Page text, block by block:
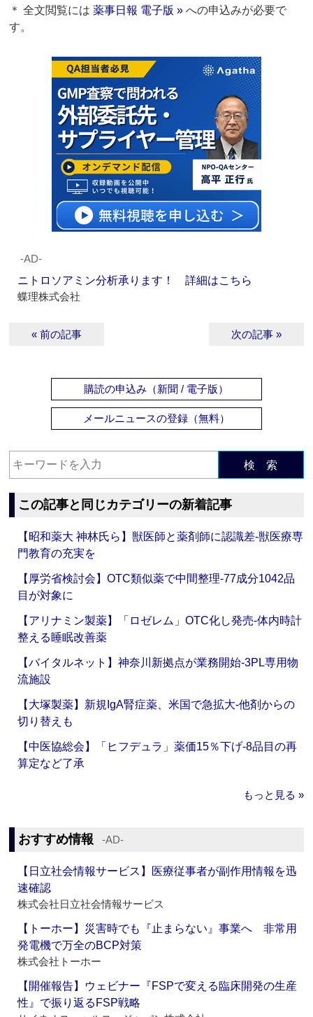
＊ 全文閲覧には薬事日報 電子版 » への申込みが必要で
す。
‐AD‐
ニトロソアミン分析承ります！ 詳細はこちら
蝶理株式会社
« 前の記事 次の記事 »
購読の申込み（新聞 / 電子版）
メールニュースの登録（無料）
検 索
この記事と同じカテゴリーの新着記事
【昭和薬大 神林氏ら】獣医師と薬剤師に認識差‐獣医療専
門教育の充実を
【厚労省検討会】OTC類似薬で中間整理‐77成分1042品
目が対象に
【アリナミン製薬】「ロゼレム」OTC化し発売‐体内時計
整える睡眠改善薬
【バイタルネット】神奈川新拠点が業務開始‐3PL専用物
流施設
【大塚製薬】新規IgA腎症薬、米国で急拡大‐他剤からの
切り替えも
【中医協総会】「ヒフデュラ」薬価15％下げ‐8品目の再
算定など了承
もっと見る »
おすすめ情報 ‐AD‐
【日立社会情報サービス】医療従事者が副作用情報を迅
速確認
株式会社日立社会情報サービス
【トーホー】災害時でも『止まらない』事業へ 非常用
発電機で万全のBCP対策
株式会社トーホー
【開催報告】ウェビナー『FSPで変える臨床開発の生産
性』で振り返るFSP戦略